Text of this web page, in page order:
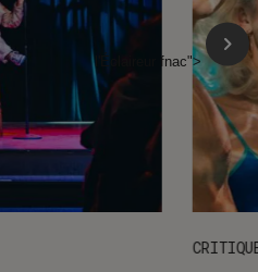
l'Éclaireur fnac">